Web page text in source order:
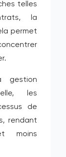
telles
la
permet
gestion
les
de
rendant
moins